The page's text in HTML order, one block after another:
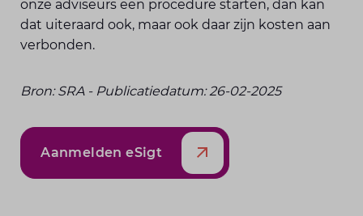
onze adviseurs een procedure starten, dan kan
dat uiteraard ook, maar ook daar zijn kosten aan
verbonden.
Bron: SRA - Publicatiedatum: 26-02-2025
Aanmelden eSigt